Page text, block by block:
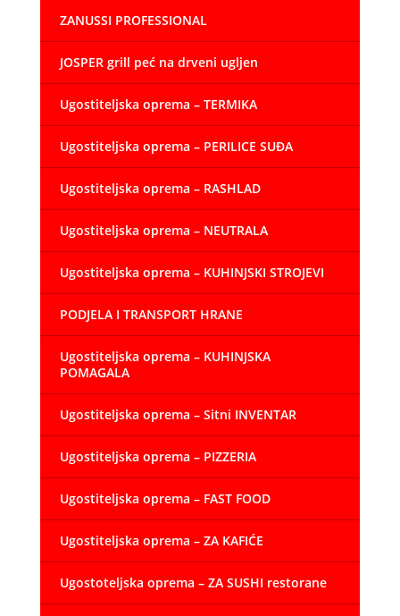
ZANUSSI PROFESSIONAL
JOSPER grill peć na drveni ugljen
Ugostiteljska oprema – TERMIKA
Ugostiteljska oprema – PERILICE SUĐA
Ugostiteljska oprema – RASHLAD
Ugostiteljska oprema – NEUTRALA
Ugostiteljska oprema – KUHINJSKI STROJEVI
PODJELA I TRANSPORT HRANE
Ugostiteljska oprema – KUHINJSKA
POMAGALA
Ugostiteljska oprema – Sitni INVENTAR
Ugostiteljska oprema – PIZZERIA
Ugostiteljska oprema – FAST FOOD
Ugostiteljska oprema – ZA KAFIĆE
Ugostoteljska oprema – ZA SUSHI restorane